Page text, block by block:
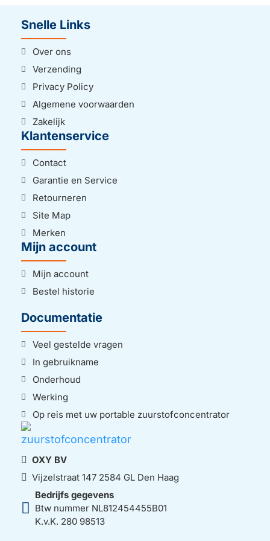
Snelle Links
Over ons
Verzending
Privacy Policy
Algemene voorwaarden
Zakelijk
Klantenservice
Contact
Garantie en Service
Retourneren
Site Map
Merken
Mijn account
Mijn account
Bestel historie
Documentatie
Veel gestelde vragen
In gebruikname
Onderhoud
Werking
Op reis met uw portable zuurstofconcentrator
OXY BV
Vijzelstraat 147 2584 GL Den Haag
Bedrijfs gegevens
Btw nummer NL812454455B01
K.v.K. 280 98513